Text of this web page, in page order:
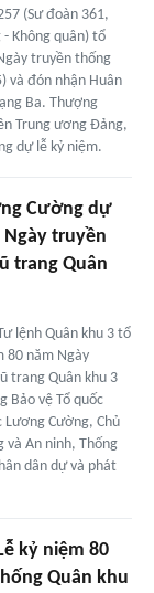
(Sư đoàn 361,
- Không quân) tổ
truyền thống
và đón nhận Huân
Ba. Thượng
Trung ương Đảng,
dự lễ kỷ niệm.
Cường dự
Ngày truyền
trang Quân
lệnh Quân khu 3 tổ
80 năm Ngày
trang Quân khu 3
Bảo vệ Tổ quốc
Cường, Chủ
và An ninh, Thống
dân dự và phát
kỷ niệm 80
Quân khu